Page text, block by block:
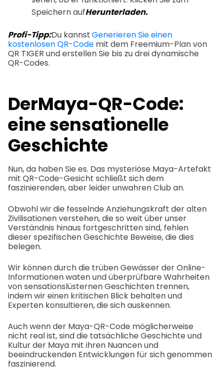
Speichern aufHerunterladen.
Profi-Tipp:Du kannstGenerieren Sie einen
kostenlosen QR-Code mit dem Freemium-Plan von
QR TIGER und erstellen Sie bis zu drei dynamische
QR-Codes.
DerMaya-QR-Code:
eine sensationelle
Geschichte
Nun, da haben Sie es. Das mysteriöse Maya-Artefakt
mit QR-Code-Gesicht schließt sich dem
faszinierenden, aber leider unwahren Club an.
Obwohl wir die fesselnde Anziehungskraft der alten
Zivilisationen verstehen, die so weit über unser
Verständnis hinaus fortgeschritten sind, fehlen
dieser spezifischen Geschichte Beweise, die dies
belegen.
Wir können durch die trüben Gewässer der Online-
Informationen waten und überprüfbare Wahrheiten
von sensationslüsternen Geschichten trennen,
indem wir einen kritischen Blick behalten und
Experten konsultieren, die sich auskennen.
Auch wenn der Maya-QR-Code möglicherweise
nicht real ist, sind die tatsächliche Geschichte und
Kultur der Maya mit ihren Nuancen und
beeindruckenden Entwicklungen für sich genommen
faszinierend.